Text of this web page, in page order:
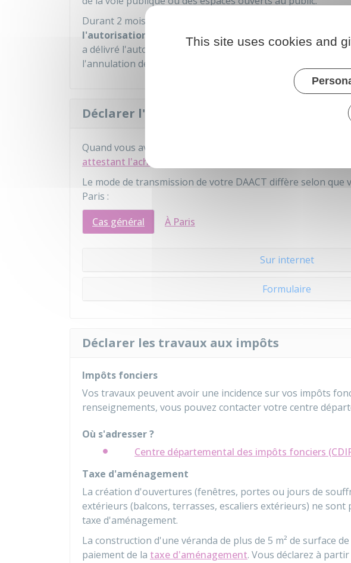
Durant 2 mois à partir du 1
l'autorisation
qui vous a été accordée. Il fait alors un
a délivré l'autorisation. Il peut aussi décider desaisir le
l'annulation de l'autorisation d'urbanisme.
Déclarer l'achèvement des travaux
Quand vous avez terminé vos travaux, vous devez envoyer
attestant l'achèvement et la conformité des travaux
Le mode de transmission de votre DAACT diffère selon que
Paris :
Cas général
À Paris
Sur internet
Formulaire
Déclarer les travaux aux impôts
Impôts fonciers
Vos travaux peuvent avoir une incidence sur vos impôts
renseignements, vous pouvez contacter votre centre
Où s'adresser ?
Centre départemental des impôts fonciers
Taxe d'aménagement
La création d'ouvertures (fenêtres, portes ou jours de
extérieurs (balcons, terrasses, escaliers extérieurs) ne sont
taxe d'aménagement.
La construction d'une véranda de plus de 5 m² de surface
paiement de la taxe d'aménagement. Vous déclarez à
This site uses cookies and